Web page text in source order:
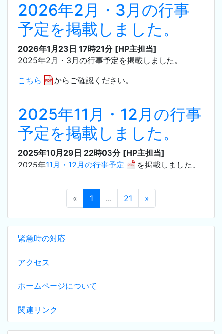
緊急時の対応
アクセス
ホームページについて
関連リンク
2026年2月・3月の行事
予定を掲載しました。
2026年1月23日 17時21分 [HP主担当]
2025年2月・3月の行事予定を掲載しました。
こちら
からご確認ください。
2025年11月・12月の行事
予定を掲載しました。
2025年10月29日 22時03分 [HP主担当]
2025年11月・12月の行事予定 を掲載しました。
« 1 ... 21 »